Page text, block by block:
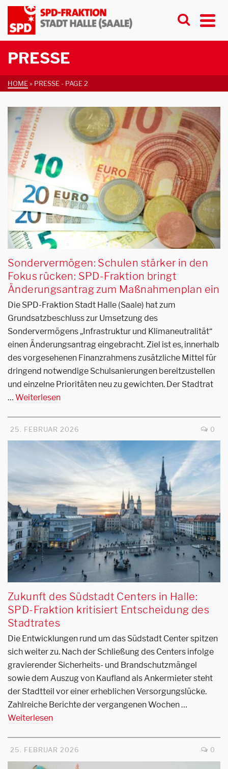
PRESSE
HOME» PRESSE- PAGE 2
Sondervermögen: Schulen stärker in den
Fokus rücken: SPD-Fraktion bringt
Änderungsantrag zum Maßnahmenplan ein
Die SPD-Fraktion Stadt Halle (Saale) hat zum
Grundsatzbeschluss zur Umsetzung des
Sondervermögens „Infrastruktur und Klimaneutralität“
einen Änderungsantrag eingebracht. Ziel ist es, innerhalb
des vorgesehenen Finanzrahmens zusätzliche Mittel für
dringend notwendige Schulsanierungen bereitzustellen
und einzelne Prioritäten neu zu gewichten. Der Stadtrat
… Weiterlesen
25. FEBRUAR 2026 0
Zukunft des Südstadt Centers in Halle:
SPD-Fraktion kritisiert Entscheidung des
Stadtrates
Die Entwicklungen rund um das Südstadt Center spitzen
sich weiter zu. Nach der Schließung des Centers infolge
gravierender Sicherheits- und Brandschutzmängel
sowie dem Auszug von Kaufland als Ankermieter steht
der Stadtteil vor einer erheblichen Versorgungslücke.
Zahlreiche Berichte der vergangenen Wochen …
Weiterlesen
25. FEBRUAR 2026 0